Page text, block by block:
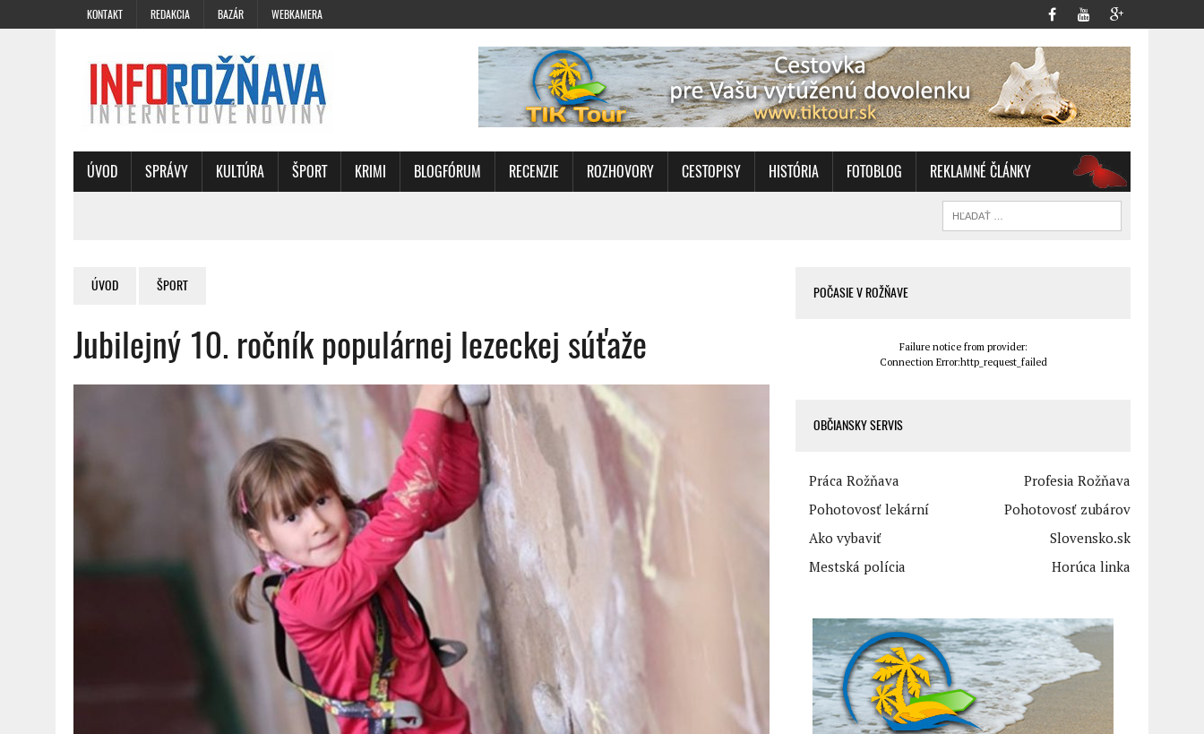
KONTAKT REDAKCIA BAZÁR WEBKAMERA
ÚVOD SPRÁVY KULTÚRA ŠPORT KRIMI BLOGFÓRUM RECENZIE ROZHOVORY CESTOPISY HISTÓRIA FOTOBLOG REKLAMNÉ ČLÁNKY OZ
ÚVOD ŠPORT
Jubilejný 10. ročník populárnej lezeckej súťaže
POČASIE V ROŽŇAVE
Failure notice from provider:
Connection Error:http_request_failed
OBČIANSKY SERVIS
Práca Rožňava
Profesia Rožňava
Pohotovosť lekární
Pohotovosť zubárov
Ako vybaviť
Slovensko.sk
Mestská polícia
Horúca linka